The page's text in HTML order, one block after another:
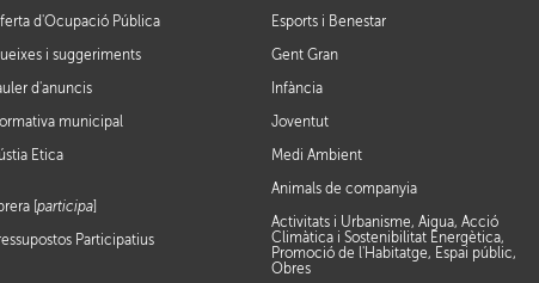
d'Ocupació Pública
i suggeriments
d'anuncis
municipal
Ètica
Esports i Benestar
Gent Gran
Infància
Joventut
Medi Ambient
Animals de companyia
Activitats i Urbanisme, Aigua, Acció
Climàtica i Sostenibilitat Energètica,
Promoció de l'Habitatge, Espai públic,
Obres
[ participa
Participatius